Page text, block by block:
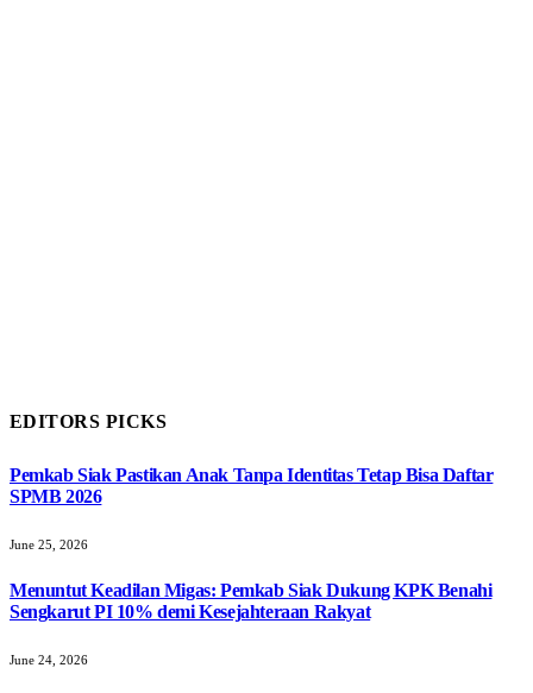
EDITORS PICKS
Pemkab Siak Pastikan Anak Tanpa Identitas Tetap Bisa Daftar
SPMB 2026
June 25, 2026
Menuntut Keadilan Migas: Pemkab Siak Dukung KPK Benahi
Sengkarut PI 10% demi Kesejahteraan Rakyat
June 24, 2026